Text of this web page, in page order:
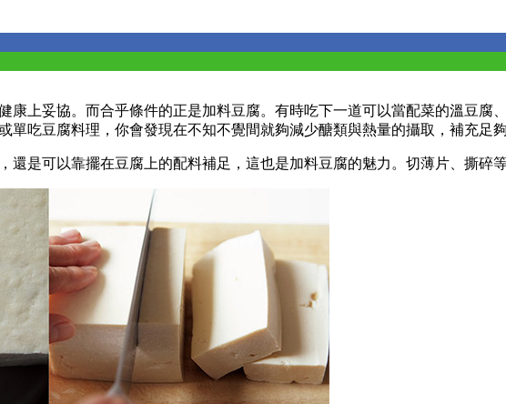
康上妥協。而合乎條件的正是加料豆腐。有時吃下一道可以當配菜的溫豆
單吃豆腐料理，你會發現在不知不覺間就夠減少醣類與熱量的攝取，補充足
還是可以靠擺在豆腐上的配料補足，這也是加料豆腐的魅力。切薄片、撕碎